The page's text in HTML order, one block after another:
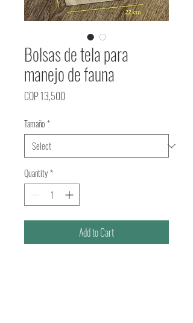
Bolsas de tela para
manejo de fauna
COP 13,500Price
Tamaño*
Quantity*
Add to Cart